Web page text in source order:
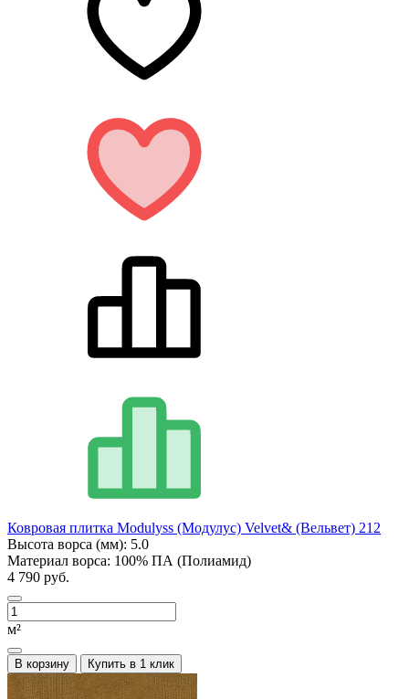
Ковровая плитка Modulyss (Модулус) Velvet& (Вельвет) 212
Высота ворса (мм): 5.0
Материал ворса: 100% ПА (Полиамид)
4 790 руб.
м²
В корзину Купить в 1 клик